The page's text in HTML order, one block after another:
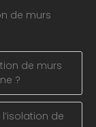
de murs
de murs
?
de